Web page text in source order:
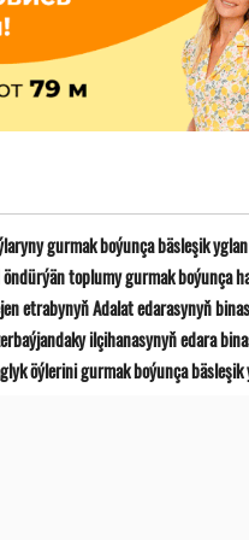
gurmak boýunça bäsleşik
toplumy gurmak boýunça
etrabynyň Adalat edarasynyň
ilçihanasynyň edara
öýlerini gurmak boýunça bäsleşik